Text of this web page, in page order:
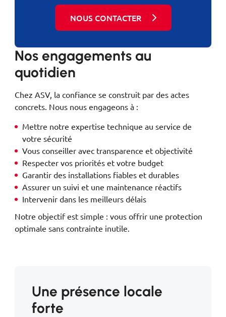
Nos engagements au
quotidien
Chez ASV, la confiance se construit par des actes
concrets. Nous nous engageons à :
Mettre notre expertise technique au service de
votre sécurité
Vous conseiller avec transparence et objectivité
Respecter vos priorités et votre budget
Garantir des installations fiables et durables
Assurer un suivi et une maintenance réactifs
Intervenir dans les meilleurs délais
Notre objectif est simple : vous offrir une protection
optimale sans contrainte inutile.
NOUS CONTACTER
Une présence locale
forte